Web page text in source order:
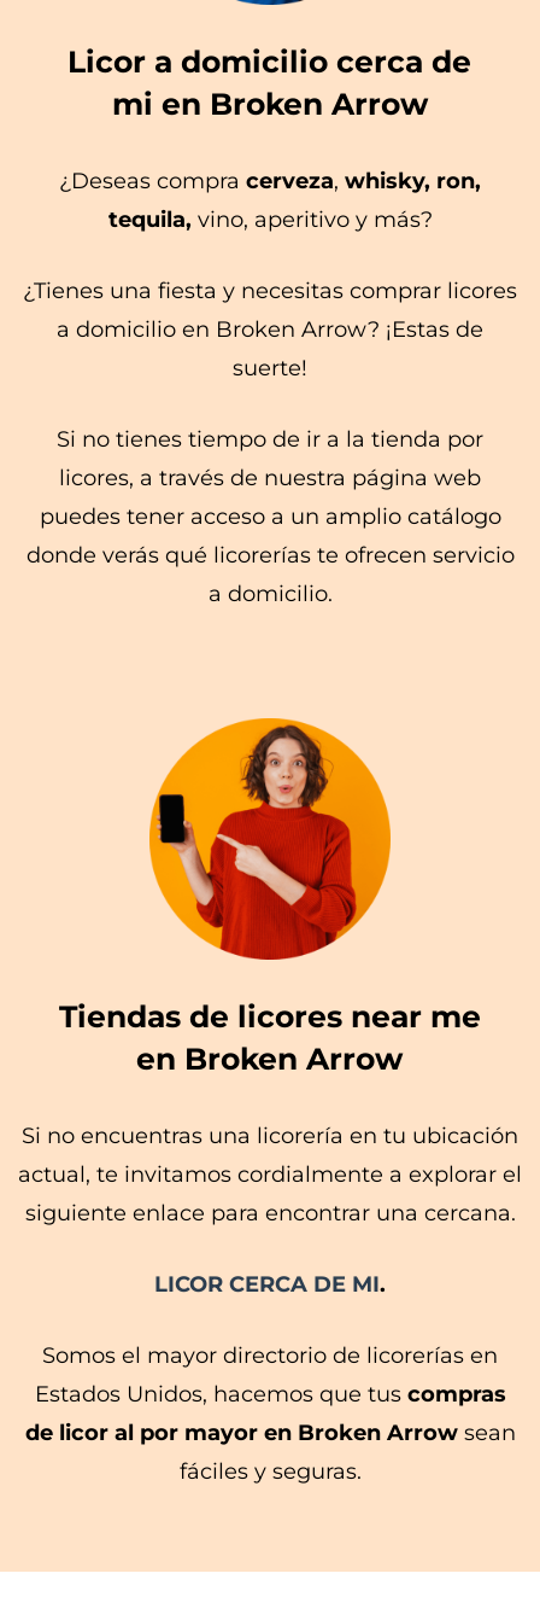
Licor a domicilio cerca de
mi en Broken Arrow
¿Deseas compra cerveza, whisky, ron,
tequila, vino, aperitivo y más?
¿Tienes una fiesta y necesitas comprar licores
a domicilio en Broken Arrow? ¡Estas de
suerte!
Si no tienes tiempo de ir a la tienda por
licores, a través de nuestra página web
puedes tener acceso a un amplio catálogo
donde verás qué licorerías te ofrecen servicio
a domicilio.
Tiendas de licores near me
en Broken Arrow
Si no encuentras una licorería en tu ubicación
actual, te invitamos cordialmente a explorar el
siguiente enlace para encontrar una cercana.
LICOR CERCA DE MI.
Somos el mayor directorio de licorerías en
Estados Unidos, hacemos que tuscompras
de licor al por mayor en Broken Arrowsean
fáciles y seguras.